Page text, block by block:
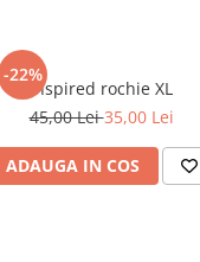
-22%
Inspired rochie XL
45,00 Lei35,00 Lei
ADAUGA IN COS